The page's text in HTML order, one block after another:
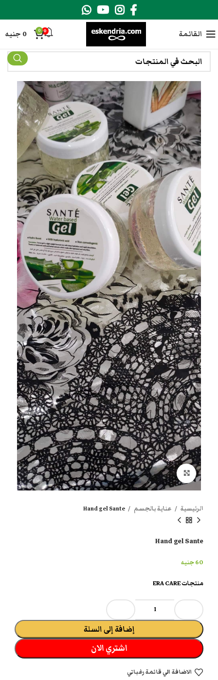
القائمة 0
0
0 جنيه
انقر هنا لتكبير الصورة
الرئيسية عناية بالجسم Hand gel Sante
Hand gel Sante
60جنيه
منتجات ERA CARE
إضافة إلى السلة
اشتري الان
الاضافة الي قائمة رغباتي